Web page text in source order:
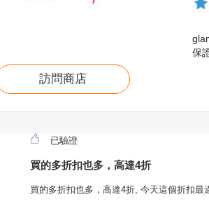
訪問商店
保
已驗證
買的多折扣也多，高達4折
買的多折扣也多，高達4折, 今天這個折扣最